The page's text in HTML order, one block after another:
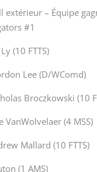
extérieur – Équipe
#1
(10 FTTS)
Lee (D/WComd)
Broczkowski (10
VanWolvelaer (4 MSS)
Mallard (10 FTTS)
(1 AMS)